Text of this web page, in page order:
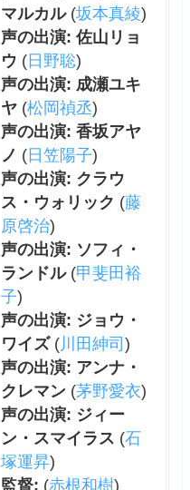
マルカル(坂本真綾)
声の出演: 佐山リョ
ウ (日野聡)
声の出演: 成瀬ユキ
ヤ(松岡禎丞)
声の出演: 香坂アヤ
ノ (日笠陽子)
声の出演: クラウ
ス・ウォリック (藤
原啓治)
声の出演: ソフィ・
ランドル(甲斐田裕
子)
声の出演: ジョウ・
ワイズ(川田紳司 )
声の出演: アンナ・
クレマン(茅野愛衣)
声の出演: ジィー
ン・スマイラス (石
塚運昇)
監督: (赤根和樹)